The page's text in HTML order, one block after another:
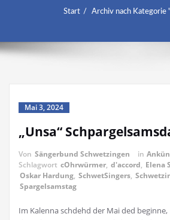
Start Archiv nach Kategorie
Mai 3, 2024
„Unsa“
Von Sängerbund Schwetzingen in
Schlagwort cOhrwürmer, d'accord, Elena
Oskar Hardung, SchwetSingers,
Spargelsamstag
Im Kalenna schdehd der Mai ded beginne,